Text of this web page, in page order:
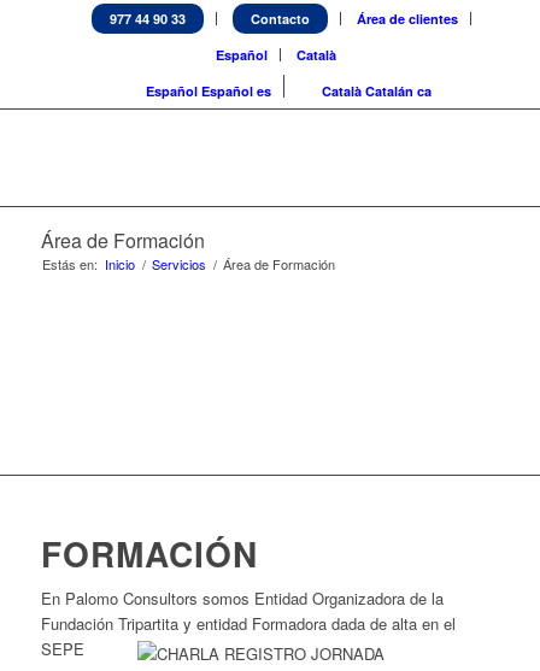
977 44 90 33 Contacto
Área de clientes
Español
Català
Español Español es Català Catalán ca
Área de Formación
Estás en: Inicio / Servicios / Área de Formación
FORMACIÓN
En Palomo Consultors somos Entidad Organizadora de la
Fundación Tripartita y entidad Formadora dada de alta en el
SEPE